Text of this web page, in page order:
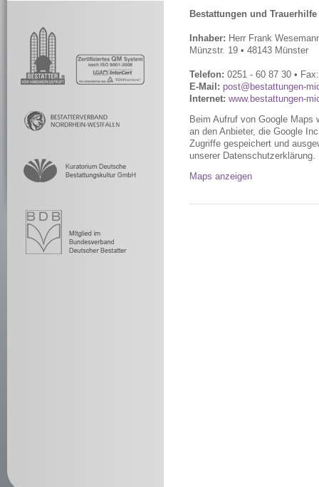
Bestattungen und
Inhaber: Herr Frank
Münzstr. 19 • 48143 Münster
Telefon: 0251 - 60 87 30 •
E-Mail: post@bestattungen-
Internet: www.bestattungen-
Beim Aufruf von Google Maps
an den Anbieter, die Google
Zugriffe gespeichert und
unserer Datenschutzerklärung.
Maps anzeigen